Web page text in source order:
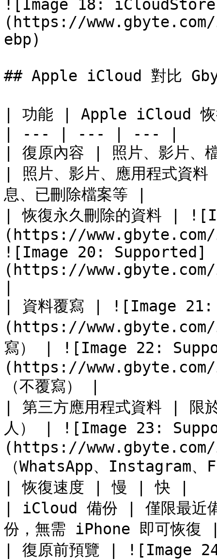
![Image 18:
(https://
ebp)
## Apple iCloud 對比
| 功能 | Apple iCloud
| --- | --- | --- |
| 復原內容 | 照片、影片、
| 照片、影片、應用程式資
息、已刪除檔案等 |
| 恢復永久刪除的資料 |
(https://
![Image 20: Supported]
(https://
| 資料覆寫 | ![Image
(https://
寫） | ![Image 22:
(https://
（不覆寫） |
| 第三方應用程式資料 | 限
人） | ![Image 23:
(https://
（WhatsApp、Instagram
| 恢復速度 | 慢 | 快 |
| iCloud 備份 | 僅限最近
份，無需 iPhone 即可恢復
| 復原前預覽 | ![Image